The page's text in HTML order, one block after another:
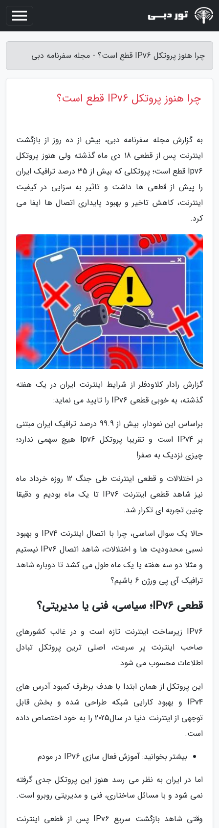
چرا هنوز پروتکل IPv6 قطع است؟ - مجله سفرنامه دبی
چرا هنوز پروتکل IPv6 قطع است؟
به گزارش مجله سفرنامه دبی، بیش از ده روز از بازگشت
اینترنت پس از قطعی 18 دی ماه گذشته ولی هنوز پروتکل
Ipv6 قطع است؛ پروتکلی که بیش از 35 درصد ترافیک ایران
را پیش از قطعی ها داشت و تاثیر به سزایی در کیفیت
اینترنت، کاهش تاخیر و بهبود پایداری اتصال ها ایفا می
کرد.
گزارش رادار کلاودفلر از شرایط اینترنت ایران در یک هفته
گذشته، به خوبی قطعی IPv6 را تایید می نماید:
براساس این نمودار، بیش از 99.9 درصد ترافیک ایران مبتنی
بر IPv4 است و تقریبا پروتکل Ipv6 هیچ سهمی ندارد؛
چیزی نزدیک به صفر!
در اختلالات و قطعی اینترنت طی جنگ 12 روزه خرداد ماه
نیز شاهد قطعی اینترنت IPv6 تا یک ماه بودیم و دقیقا
چنین تجربه ای تکرار شد.
حالا یک سوال اساسی، چرا با اتصال اینترنت IPv4 و بهبود
نسبی محدودیت ها و اختلالات، شاهد اتصال IPv6 نیستیم
و مثلا دو سه هفته یا یک ماه طول می کشد تا دوباره شاهد
ترافیک آی پی ورژن 6 باشیم؟
قطعی IPv6؛ سیاسی، فنی یا مدیریتی؟
IPv6 زیرساخت اینترنت تازه است و در غالب کشورهای
صاحب اینترنت پر سرعت، اصلی ترین پروتکل تبادل
اطلاعات محسوب می شود.
این پروتکل از همان ابتدا با هدف برطرف کمبود آدرس های
IPv4 و بهبود کارایی شبکه طراحی شده و بخش قابل
توجهی از اینترنت دنیا در سال2025 را به خود اختصاص داده
است.
بیشتر بخوانید: آموزش فعال سازی IPv6 در مودم
اما در ایران به نظر می رسد هنوز این پروتکل جدی گرفته
نمی شود و با مسائل ساختاری، فنی و مدیریتی روبرو است.
وقتی شاهد بازگشت سریع IPv6 پس از قطعی اینترنت